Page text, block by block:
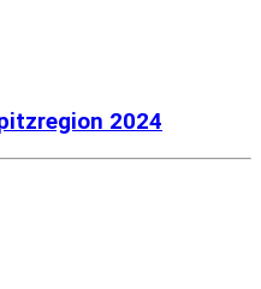
2024